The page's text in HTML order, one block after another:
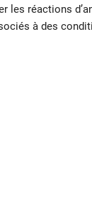
les réactions
à des